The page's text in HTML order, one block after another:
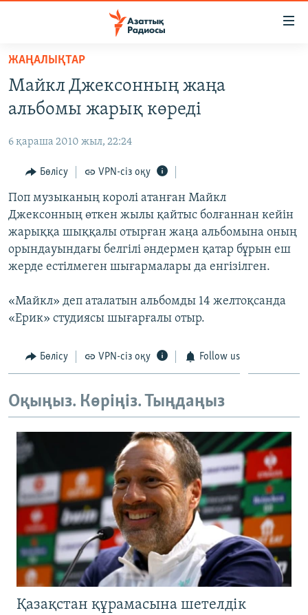
Skip
main
content
to
Navigation
Skip
Search
САЯСАТ
ҚАҢТАР ОҚИҒАСЫ
АДАМ ҚҰҚЫҚТАРЫ
ӘЛЕУМЕТ
ӘЛЕМ
АРНАЙЫ ЖОБАЛАР
ЖАЗЫЛЫҢЫЗ
ЖАҢАЛЫҚТАР
Майкл Джексонның жаңа
альбомы жарық көреді
6 қараша 2010 жыл, 22:24
Бөлісу VPN-сіз оқу
Поп музыканың королі атанған Майкл
Джексонның өткен жылы қайтыс болғаннан кейін
жарыққа шыққалы отырған жаңа альбомына оның
орындауындағы белгілі әндермен қатар бұрын еш
жерде естілмеген шығармалары да енгізілген.
«Майкл» деп аталатын альбомды 14 желтоқсанда
«Ерик» студиясы шығарғалы отыр.
Бөлісу VPN-сіз оқу Follow us
Оқыңыз. Көріңіз. Тыңдаңыз
Қазақстан құрамасына шетелдік